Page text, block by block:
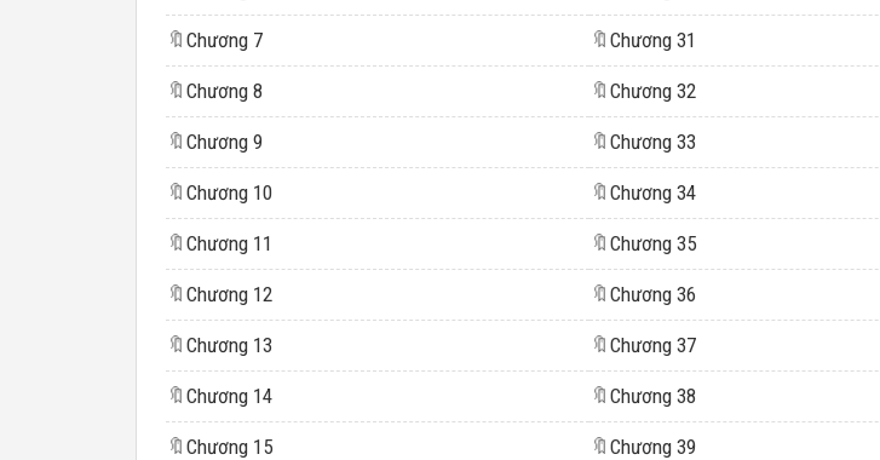
🔖 Chương 7
🔖 Chương 8
🔖 Chương 9
🔖 Chương 10
🔖 Chương 11
🔖 Chương 12
🔖 Chương 13
🔖 Chương 14
🔖 Chương 15
🔖 Chương 31
🔖 Chương 32
🔖 Chương 33
🔖 Chương 34
🔖 Chương 35
🔖 Chương 36
🔖 Chương 37
🔖 Chương 38
🔖 Chương 39